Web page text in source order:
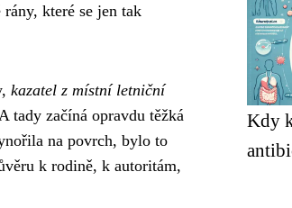
které se jen tak
kazatel z místní letniční
tady začíná opravdu těžká
na povrch, bylo to
k rodině, k autoritám,
Kdy